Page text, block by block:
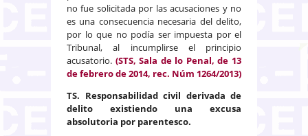
no fue solicitada por las acusaciones y no
es una consecuencia necesaria del delito,
por lo que no podía ser impuesta por el
Tribunal, al incumplirse el principio
acusatorio. (STS, Sala de lo Penal, de 13
de febrero de 2014, rec. Núm 1264/2013)
TS. Responsabilidad civil derivada de
delito existiendo una excusa
absolutoria por parentesco.